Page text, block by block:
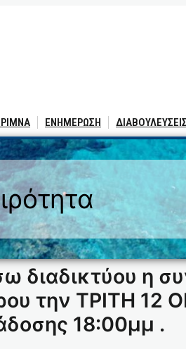
ΕΝΗΜΕΡΩΣΗ ΔΙΑΒΟΥΛΕΥΣΕΙΣ
διαδικτύου η
την ΤΡΙΤΗ 12
18:00μμ .